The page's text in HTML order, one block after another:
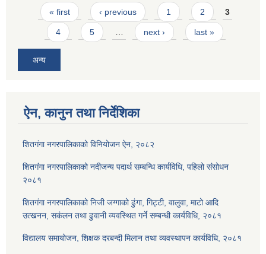
Pages
« first ‹ previous 1 2 3
4 5 … next › last »
अन्य
ऐन, कानुन तथा निर्देशिका
शितगंगा नगरपालिकाको विनियोजन ऐन, २०८२
शितगंगा नगरपालिकाको नदीजन्य पदार्थ सम्बन्धि कार्यविधि, पहिलो संसोधन
२०८१
शितगंगा नगरपालिकाको निजी जग्गाको ढुंगा, गिट्टी, वालुवा, माटो आदि
उत्खनन, सकंलन तथा ढुवानी व्यवस्थित गर्ने सम्बन्धी कार्यविधि, २०८१
विद्यालय समायोजन, शिक्षक दरबन्दी मिलान तथा व्यवस्थापन कार्यविधि, २०८१